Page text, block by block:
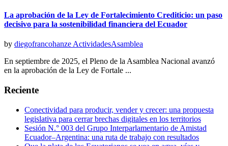
La aprobación de la Ley de Fortalecimiento Crediticio: un paso
decisivo para la sostenibilidad financiera del Ecuador
by diegofrancohanze ActividadesAsamblea
En septiembre de 2025, el Pleno de la Asamblea Nacional avanzó
en la aprobación de la Ley de Fortale ...
Reciente
Conectividad para producir, vender y crecer: una propuesta
legislativa para cerrar brechas digitales en los territorios
Sesión N.° 003 del Grupo Interparlamentario de Amistad
Ecuador–Argentina: una ruta de trabajo con resultados